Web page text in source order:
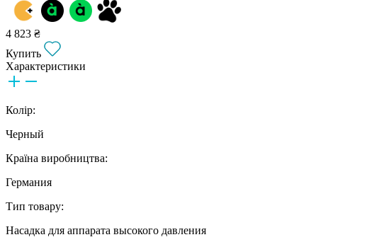
4 823 ₴
Купить
Характеристики
Колір:
Черный
Країна виробництва:
Германия
Тип товару:
Насадка для аппарата высокого давления